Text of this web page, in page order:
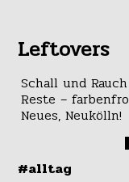
Leftovers
Schall und
Reste –
Neues, Neukölln!
#alltag